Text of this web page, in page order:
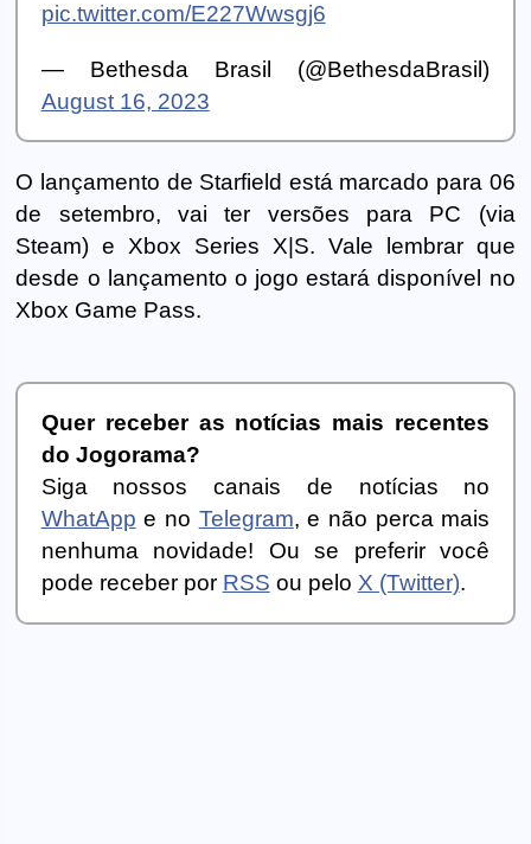
pic.twitter.com/E227Wwsgj6
— Bethesda Brasil (@BethesdaBrasil)
August 16, 2023
O lançamento de Starfield está marcado para 06
de setembro, vai ter versões para PC (via
Steam) e Xbox Series X|S. Vale lembrar que
desde o lançamento o jogo estará disponível no
Xbox Game Pass.
Quer receber as notícias mais recentes
do Jogorama?
Siga nossos canais de notícias no
WhatApp e no Telegram, e não perca mais
nenhuma novidade! Ou se preferir você
pode receber por RSS ou pelo X (Twitter).